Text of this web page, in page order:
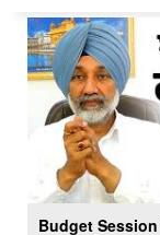
Budget Session